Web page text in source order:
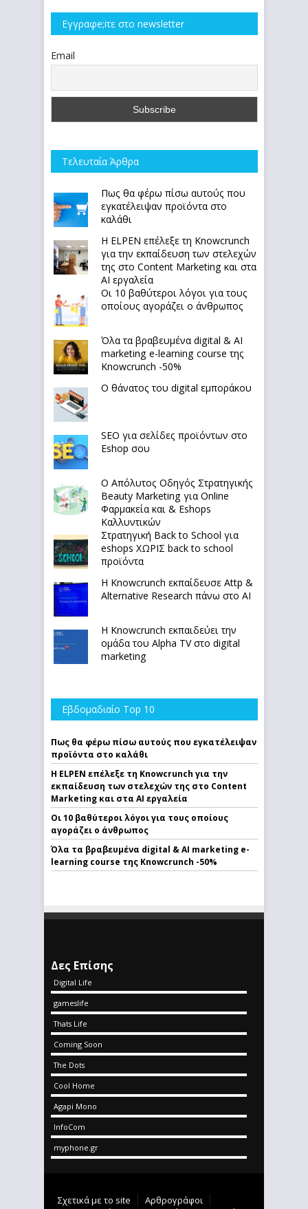
Εγγραφe;iτε στο newsletter
Email
Τελευταία Άρθρα
Πως θα φέρω πίσω αυτούς που
εγκατέλειψαν προϊόντα στο
καλάθι
Η ELPEN επέλεξε τη Knowcrunch
για την εκπαίδευση των στελεχών
της στο Content Marketing και στα
AI εργαλεία
Οι 10 βαθύτεροι λόγοι για τους
οποίους αγοράζει ο άνθρωπος
Όλα τα βραβευμένα digital & AI
marketing e-learning course της
Knowcrunch -50%
Ο θάνατος του digital εμποράκου
SEO για σελίδες προϊόντων στο
Eshop σου
Ο Απόλυτoς Οδηγός Στρατηγικής
Beauty Marketing για Online
Φαρμακεία και & Eshops
Καλλυντικών
Στρατηγική Back to School για
eshops ΧΩΡΙΣ back to school
προϊόντα
Η Knowcrunch εκπαίδευσε Attp &
Alternative Research πάνω στο ΑΙ
Η Knowcrunch εκπαιδεύει την
ομάδα του Alpha TV στο digital
marketing
Εβδομαδιαίο Top 10
Πως θα φέρω πίσω αυτούς που εγκατέλειψαν
προϊόντα στο καλάθι
Η ELPEN επέλεξε τη Knowcrunch για την
εκπαίδευση των στελεχών της στο Content
Marketing και στα AI εργαλεία
Οι 10 βαθύτεροι λόγοι για τους οποίους
αγοράζει ο άνθρωπος
Όλα τα βραβευμένα digital & AI marketing e-
learning course της Knowcrunch -50%
Δες Επίσης
Digital Life
gameslife
Thats Life
Coming Soon
The Dots
Cool Home
Agapi Mono
InfoCom
myphone.gr
Σχετικά με το site
Αρθρογράφοι